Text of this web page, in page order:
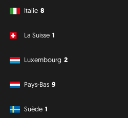
Italie 8
La Suisse 1
Luxembourg 2
Pays-Bas 9
Suède 1